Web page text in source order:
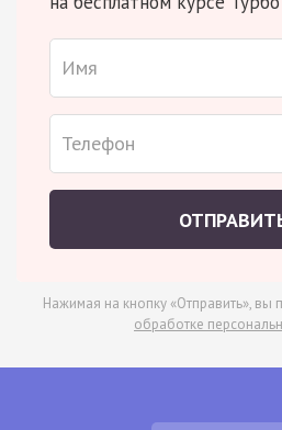
Нажимая на кнопку «Отправить», вы
обработке